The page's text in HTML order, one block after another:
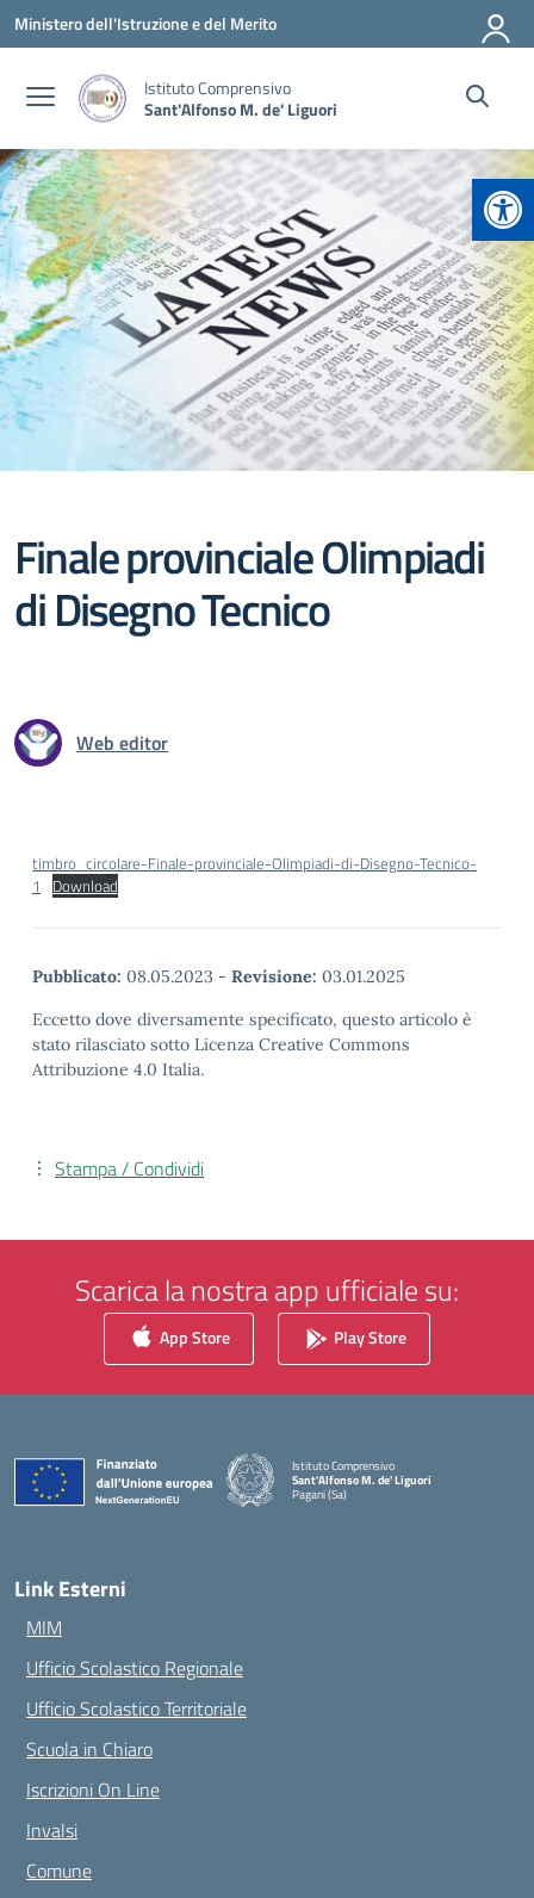
Vai ai contenuti
Vai al menu di navigazione
Vai al footer
Ministero dell'Istruzione e del Merito
Istituto Comprensivo
Sant'Alfonso M. de' Liguori
Finale provinciale Olimpiadi
di Disegno Tecnico
Web editor
timbro_circolare-Finale-provinciale-Olimpiadi-di-Disegno-Tecnico-
1
Download
Pubblicato: 08.05.2023 - Revisione: 03.01.2025
Eccetto dove diversamente specificato, questo articolo è
stato rilasciato sotto Licenza Creative Commons
Attribuzione 4.0 Italia.
Stampa / Condividi
Scarica la nostra app ufficiale su:
App Store Play Store
Istituto Comprensivo
Sant'Alfonso M. de' Liguori
Pagani (Sa)
— Visita la pagina iniziale della scuola
Link Esterni
MIM
Ufficio Scolastico Regionale
Ufficio Scolastico Territoriale
Scuola in Chiaro
Iscrizioni On Line
Invalsi
Comune